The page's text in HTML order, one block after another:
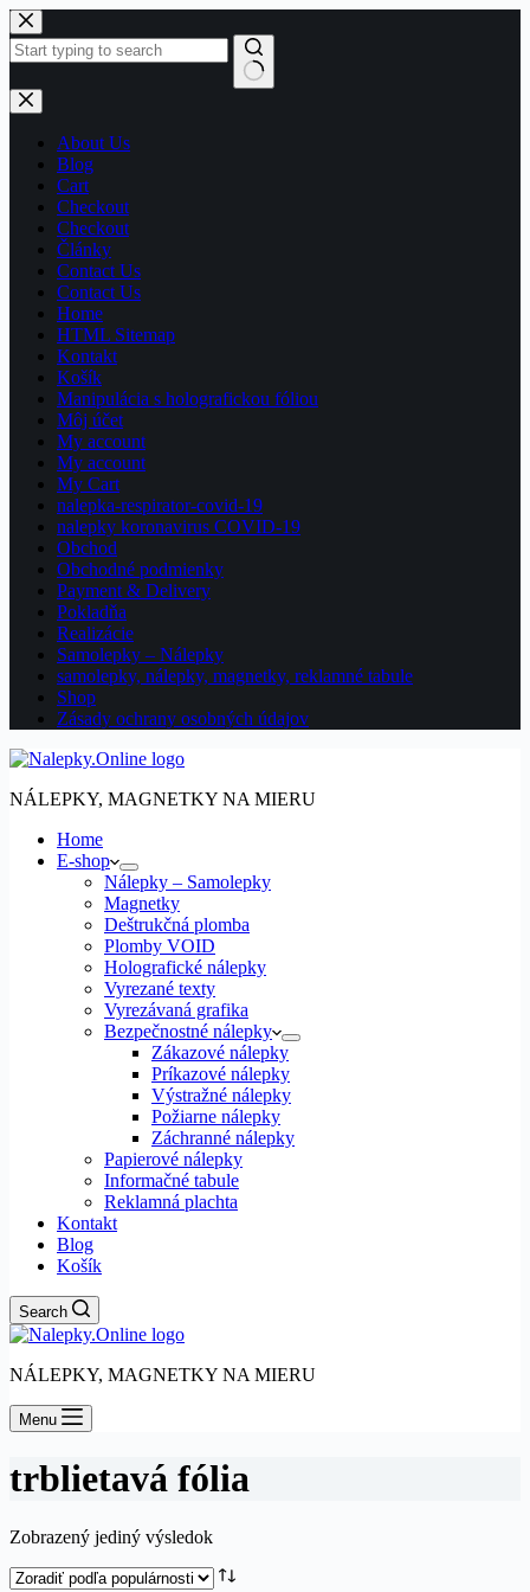
Skip
to
content
No
results
About Us
Blog
Cart
Checkout
Checkout
Články
Contact Us
Contact Us
Home
HTML Sitemap
Kontakt
Košík
Manipulácia s holografickou fóliou
Môj účet
My account
My account
My Cart
nalepka-respirator-covid-19
nalepky koronavirus COVID-19
Obchod
Obchodné podmienky
Payment & Delivery
Pokladňa
Realizácie
Samolepky – Nálepky
samolepky, nálepky, magnetky, reklamné tabule
Shop
Zásady ochrany osobných údajov
NÁLEPKY, MAGNETKY NA MIERU
Home
E-shop
Nálepky – Samolepky
Magnetky
Deštrukčná plomba
Plomby VOID
Holografické nálepky
Vyrezané texty
Vyrezávaná grafika
Bezpečnostné nálepky
Zákazové nálepky
Príkazové nálepky
Výstražné nálepky
Požiarne nálepky
Záchranné nálepky
Papierové nálepky
Informačné tabule
Reklamná plachta
Kontakt
Blog
Košík
Search
NÁLEPKY, MAGNETKY NA MIERU
Menu
trblietavá fólia
Zobrazený jediný výsledok